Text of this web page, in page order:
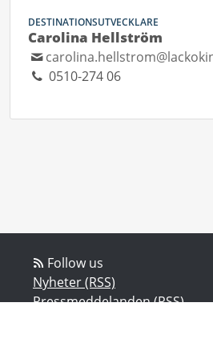
DESTINATIONSUTVECKLARE
Carolina Hellström
0510-274 06
Follow us
Nyheter (RSS)
Pressmeddelanden (RSS)